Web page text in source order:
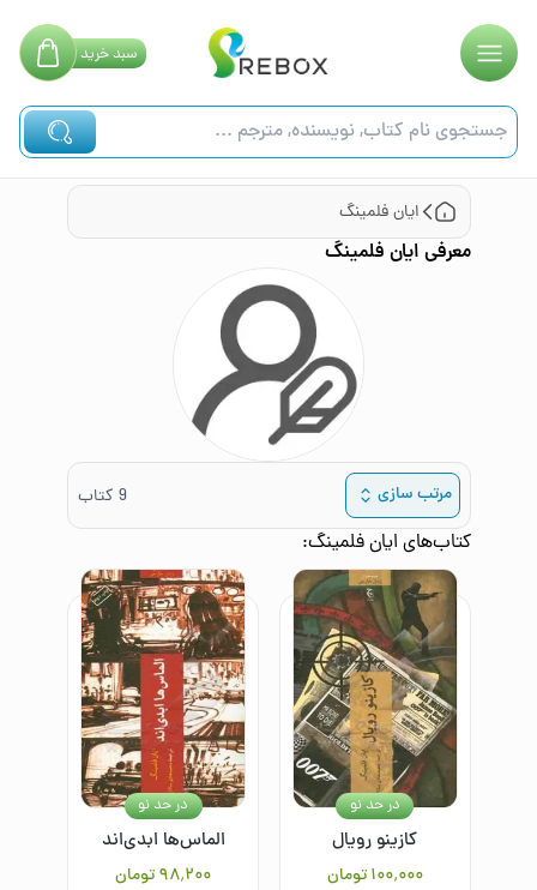
سبدخرید
ایان فلمینگ
معرفی ایان فلمینگ
مرتب سازی 9 کتاب
کتاب‌های ایان فلمینگ:
کازینو رویال
۱۰۰٬۰۰۰ تومان
در حد نو
الماس‌ها ابدی‌اند
۹۸٬۲۰۰تومان
در حد نو